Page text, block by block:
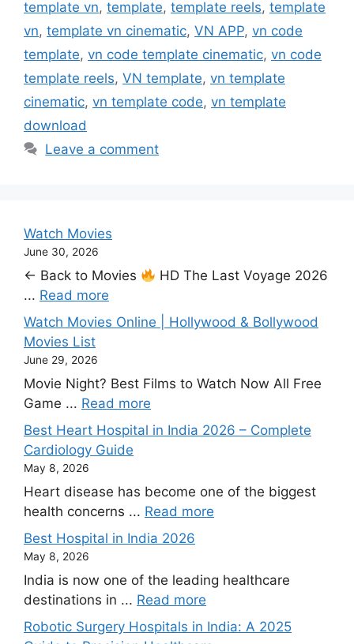
template vn, template, template reels, template
vn, template vn cinematic, VN APP, vn code
template, vn code template cinematic, vn code
template reels, VN template, vn template
cinematic, vn template code, vn template
download
Leave a comment
Watch Movies
June 30, 2026
← Back to Movies
HD The Last Voyage 2026
... Read more
Watch Movies Online | Hollywood & Bollywood
Movies List
June 29, 2026
Movie Night? Best Films to Watch Now All Free
Game ... Read more
Best Heart Hospital in India 2026 – Complete
Cardiology Guide
May 8, 2026
Heart disease has become one of the biggest
health concerns ... Read more
Best Hospital in India 2026
May 8, 2026
India is now one of the leading healthcare
destinations in ... Read more
Robotic Surgery Hospitals in India: A 2025